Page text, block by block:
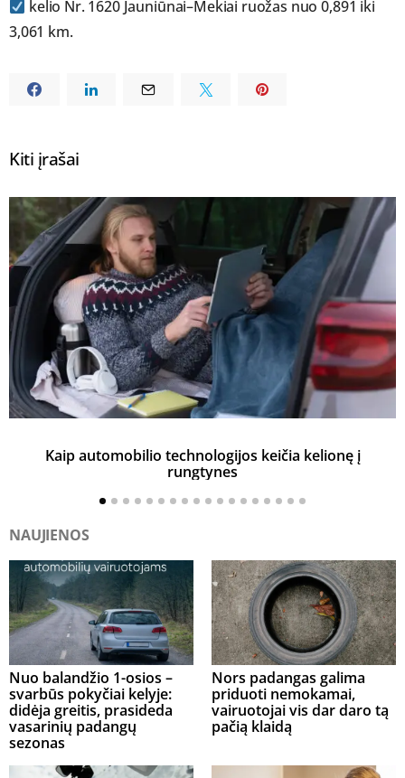
kelio Nr. 1620 Jauniūnai–Mekiai ruožas nuo 0,891 iki
3,061 km.
Kiti įrašai
Kaip automobilio technologijos keičia kelionę į
rungtynes
NAUJIENOS
Nuo balandžio 1-osios –
svarbūs pokyčiai kelyje:
didėja greitis, prasideda
vasarinių padangų
sezonas
Nors padangas galima
priduoti nemokamai,
vairuotojai vis dar daro tą
pačią klaidą